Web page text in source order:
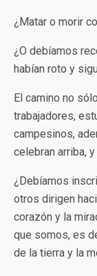
¿Matar o morir
¿O debíamos
habían roto y
El camino no
trabajadores,
campesinos,
celebran arriba,
¿Debíamos
otros dirigen
corazón y la
que somos, es
de la tierra y la